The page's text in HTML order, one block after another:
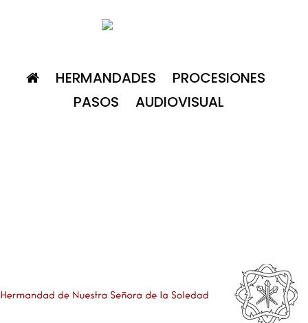
HERMANDADES
PROCESIONES
PASOS
AUDIOVISUAL